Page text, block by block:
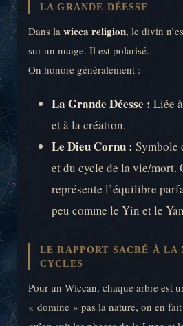
LA GRANDE DÉESSE
Dans la wicca religion, le divin
sur un nuage. Il est polarisé.
On honore généralement :
La Grande Déesse : Liée
et à la création.
Le Dieu Cornu : Symbole
et du cycle de la vie/mort.
représente l’équilibre
peu comme le Yin et le
LE RAPPORT SACRÉ À LA
CYCLES
Pour un Wiccan, chaque arbre est
« domine » pas la nature, on en